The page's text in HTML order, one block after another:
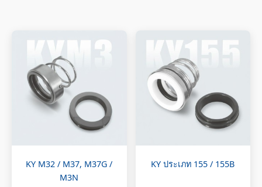
KY M32 / M37, M37G /
M3N
KY ประเภท 155 / 155B